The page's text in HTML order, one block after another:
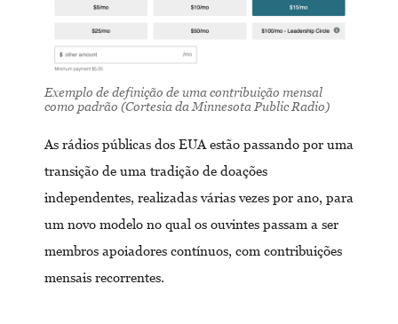
Exemplo de definição de uma contribuição mensal
como padrão (Cortesia da Minnesota Public Radio)
As rádios públicas dos EUA estão passando por uma
transição de uma tradição de doações
independentes, realizadas várias vezes por ano, para
um novo modelo no qual os ouvintes passam a ser
membros apoiadores contínuos, com contribuições
mensais recorrentes.